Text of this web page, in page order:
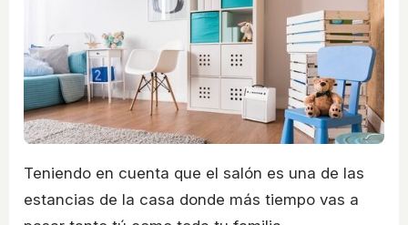
Teniendo en cuenta que el salón es una de las
estancias de la casa donde más tiempo vas a